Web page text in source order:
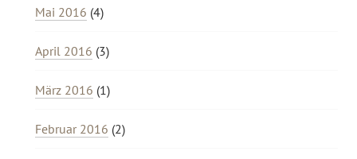
Mai 2016 (4)
April 2016 (3)
März 2016 (1)
Februar 2016 (2)